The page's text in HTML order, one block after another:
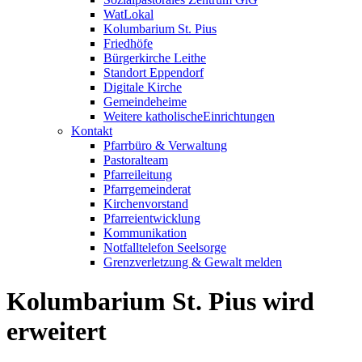
WatLokal
Kolumbarium St. Pius
Friedhöfe
Bürgerkirche Leithe
Standort Eppendorf
Digitale Kirche
Gemeindeheime
Weitere katholische­­Einrichtungen
Kontakt
Pfarrbüro & Verwaltung
Pastoralteam
Pfarreileitung
Pfarrgemeinderat
Kirchenvorstand
Pfarreientwicklung
Kommunikation
Notfalltelefon Seelsorge
Grenzverletzung & Gewalt melden
Kolumbarium St. Pius wird
erweitert